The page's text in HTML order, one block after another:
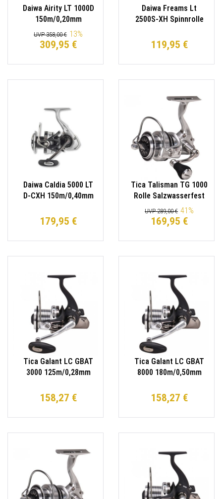
Daiwa Airity LT 1000D
150m/0,20mm
Spinnrolle Daiwa Airity
LT 2000D
150m/0,23mm
Spinnrolle
UVP 358,00 € 13%
309,95 €
Daiwa Freams Lt
2500S-XH Spinnrolle
119,95 €
Daiwa Caldia 5000 LT
D-CXH 150m/0,40mm
179,95 €
Tica Talisman TG 1000
Rolle Salzwasserfest
UVP 289,00 € 41 %
169,95 €
Tica Galant LC GBAT
3000 125m/0,28mm
158,27 €
Tica Galant LC GBAT
8000 180m/0,50mm
158,27 €